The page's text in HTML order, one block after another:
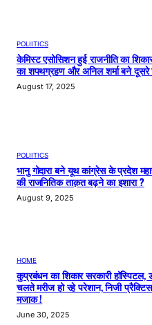
POLIITICS
केमिस्ट एसोसिशन हुई राजनीति का
का शपथग्रहण और अनिल शर्मा बने
August 17, 2025
POLIITICS
भानु गोदारा बने यूथ कांग्रेस के प्रदेश
की राजनितिक ताक़त बढ़ने का इशारा ?
August 9, 2025
HOME
कुप्रबंधन का शिकार सरकारी हॉस्पिटल,
चलते मरीज हो रहे परेशान, निजी
मजाक !
June 30, 2025